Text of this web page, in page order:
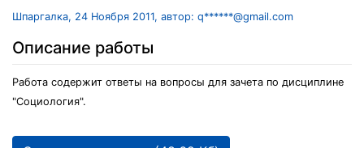
Шпаргалка, 24 Ноября 2011, автор: q******@gmail.com
Описание работы
Работа содержит ответы на вопросы для зачета по дисциплине
"Социология".